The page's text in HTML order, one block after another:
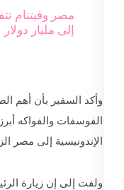
مصر وفيتنام
إلى مليار دولار
وأكد السفير بأن أهم
الفوسفات والفواكه
الإندونيسية إلى مصر
ولفت إلى إن زيارة